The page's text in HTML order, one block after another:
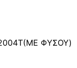
ΦΥΣΟΥ)